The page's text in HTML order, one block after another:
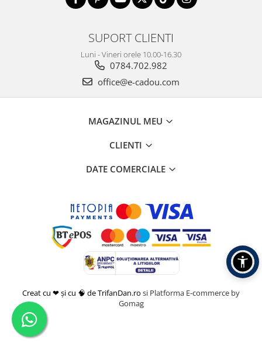
SUPORT CLIENTI
Luni - Vineri orele 10.00-16.30
0784.702.982
office@e-cadou.com
MAGAZINUL MEU
CLIENTI
DATE COMERCIALE
Creat cu ❤ și cu 🧠 de TrifanDan.ro si Platforma E-commerce by
Gomag